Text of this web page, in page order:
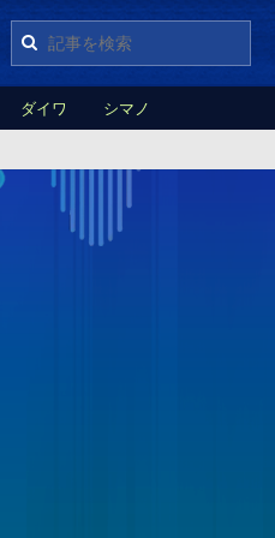
ダイワ シマノ